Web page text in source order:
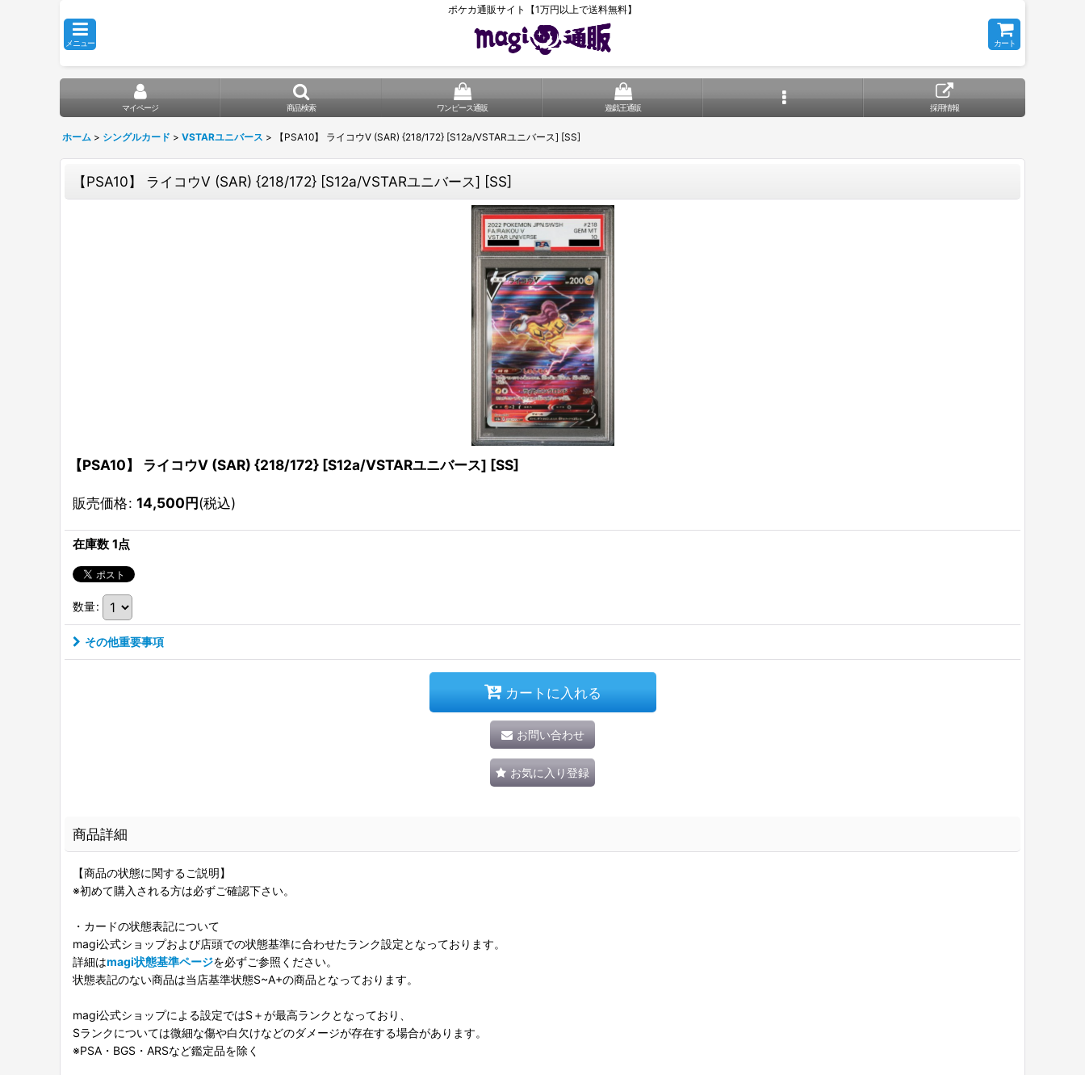
ポケカ通販サイト【1万円以上で送料無料】
メニュー カート
マイページ 商品検索 ワンピース通販 遊戯王通販 採用情報
ホーム > シングルカード > VSTARユニバース > 【PSA10】 ライコウV (SAR) {218/172} [S12a/VSTARユニバース] [SS]
【PSA10】 ライコウV (SAR) {218/172} [S12a/VSTARユニバース] [SS]
【PSA10】 ライコウV (SAR) {218/172} [S12a/VSTARユニバース] [SS]
販売価格: 14,500円(税込)
在庫数 1点
数量:
その他重要事項
カートに入れる
お問い合わせ
お気に入り登録
商品詳細
【商品の状態に関するご説明】
※初めて購入される方は必ずご確認下さい。
・カードの状態表記について
magi公式ショップおよび店頭での状態基準に合わせたランク設定となっております。
詳細はmagi状態基準ページを必ずご参照ください。
状態表記のない商品は当店基準状態S~A+の商品となっております。
magi公式ショップによる設定ではS＋が最高ランクとなっており、
Sランクについては微細な傷や白欠けなどのダメージが存在する場合があります。
※PSA・BGS・ARSなど鑑定品を除く